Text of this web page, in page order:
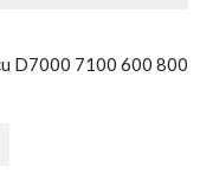
D7000 7100 600 800